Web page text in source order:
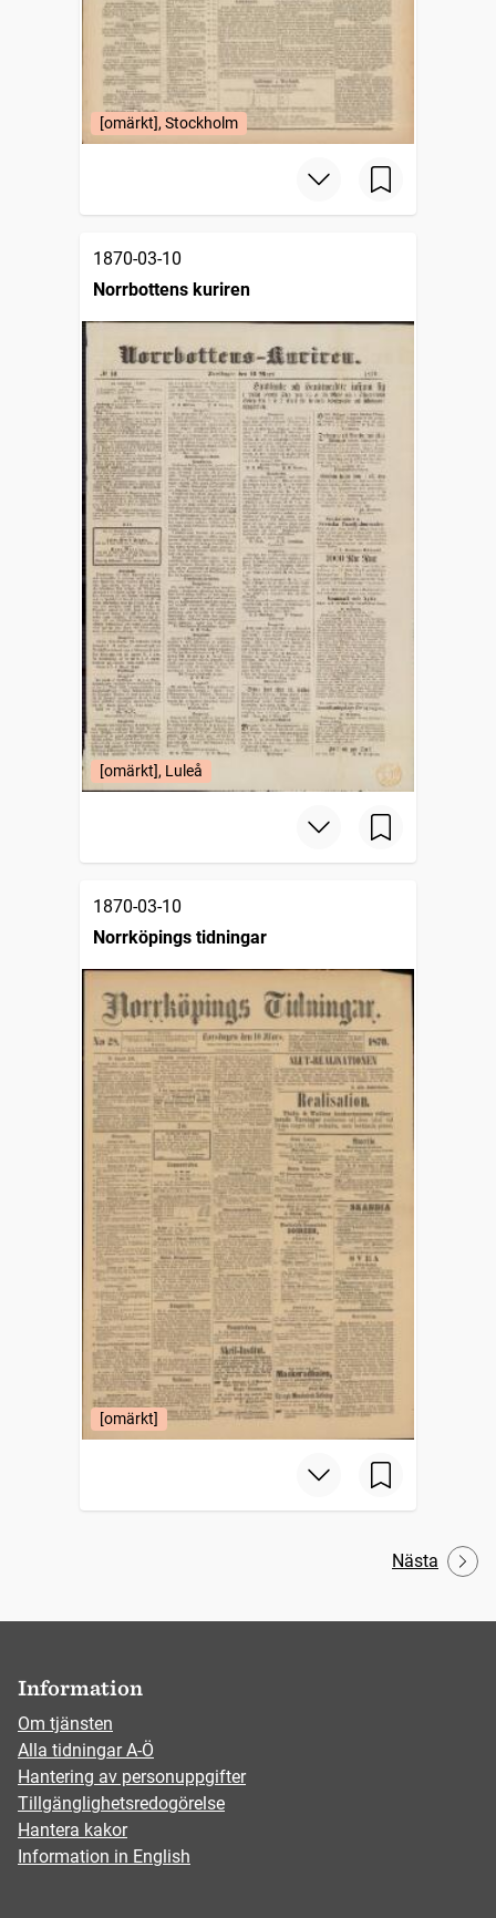
[omärkt], Stockholm
1870-03-10
Norrbottens kuriren
[omärkt], Luleå
1870-03-10
Norrköpings tidningar
[omärkt]
Nästa
Information
Om tjänsten
Alla tidningar A-Ö
Hantering av personuppgifter
Tillgänglighetsredogörelse
Hantera kakor
Information in English